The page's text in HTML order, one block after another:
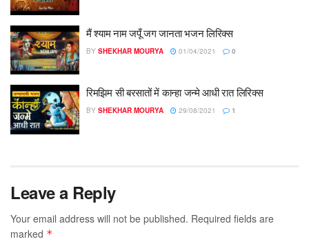
मैं श्याम नाम जपूँ जग जानता भजन लिरिक्स
BY SHEKHAR MOURYA 01/04/2021 0
रिमझिम सी बरसातों में कान्हा जन्मे आधी रात लिरिक्स
BY SHEKHAR MOURYA 29/08/2021 1
Leave a Reply
Your email address will not be published. Required fields are
marked *